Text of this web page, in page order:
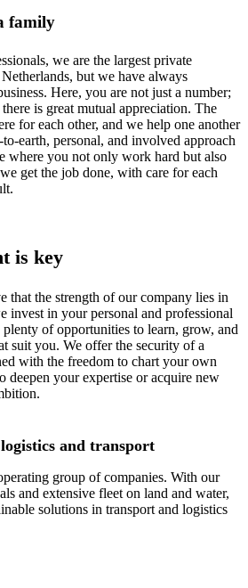
family
we are the largest private
but we have always
Here, you are not just a number;
is great mutual appreciation. The
for each other, and we help one another
earth, personal, and involved approach
where you not only work hard but also
get the job done, with care for each
is key
that the strength of our company lies in
invest in your personal and professional
of opportunities to learn, grow, and
suit you. We offer the security of a
with the freedom to chart your own
deepen your expertise or acquire new
and transport
group of companies. With our
and extensive fleet on land and water,
solutions in transport and logistics